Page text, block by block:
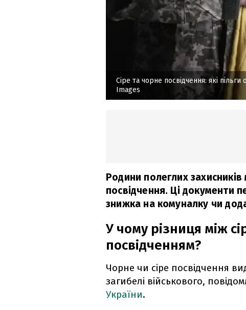
Сіре та чорне посвідчення: які
Images
Родини полеглих
посвідчення. Ці документи
знижка на комуналку чи
У чому різниця між
посвідченням?
Чорне чи сіре посвідчення
загибелі військового,
України.